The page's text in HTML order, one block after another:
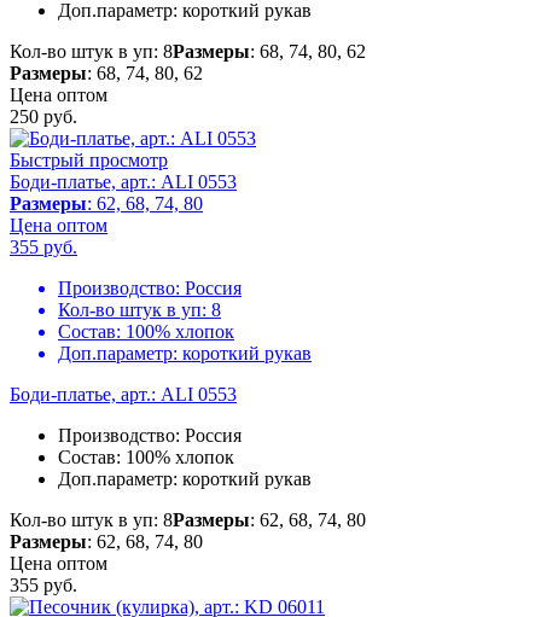
Доп.параметр: короткий рукав
Кол-во штук в уп: 8Размеры: 68, 74, 80, 62
Размеры: 68, 74, 80, 62
Цена оптом
250 руб.
Быстрый просмотр
Боди-платье, арт.: ALI 0553
Размеры: 62, 68, 74, 80
Цена оптом
355 руб.
Производство: Россия
Кол-во штук в уп: 8
Состав: 100% хлопок
Доп.параметр: короткий рукав
Боди-платье, арт.: ALI 0553
Производство: Россия
Состав: 100% хлопок
Доп.параметр: короткий рукав
Кол-во штук в уп: 8Размеры: 62, 68, 74, 80
Размеры: 62, 68, 74, 80
Цена оптом
355 руб.